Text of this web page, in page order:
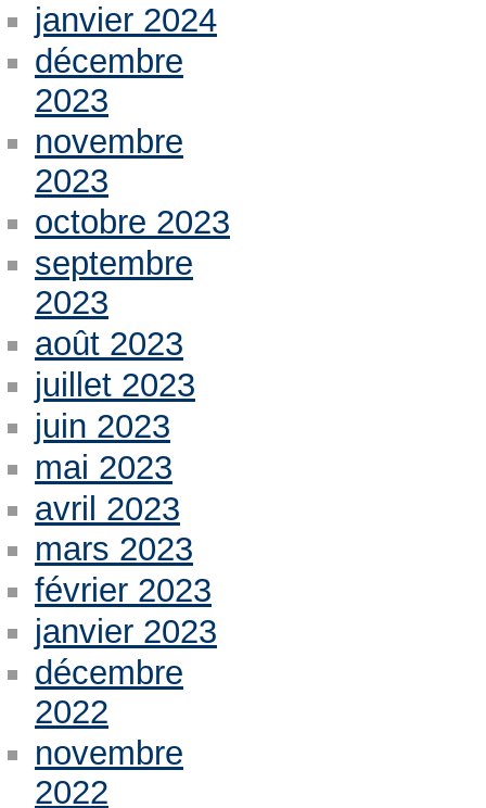
janvier 2024
décembre
2023
novembre
2023
octobre 2023
septembre
2023
août 2023
juillet 2023
juin 2023
mai 2023
avril 2023
mars 2023
février 2023
janvier 2023
décembre
2022
novembre
2022